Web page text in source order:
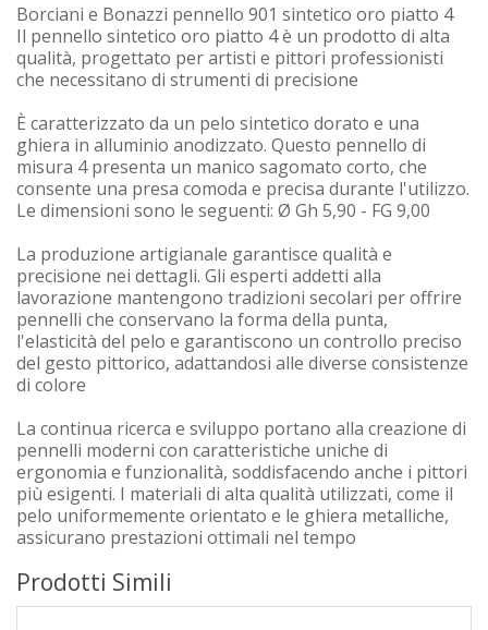
Borciani e Bonazzi pennello 901 sintetico oro piatto 4
Il pennello sintetico oro piatto 4 è un prodotto di alta
qualità, progettato per artisti e pittori professionisti
che necessitano di strumenti di precisione
È caratterizzato da un pelo sintetico dorato e una
ghiera in alluminio anodizzato. Questo pennello di
misura 4 presenta un manico sagomato corto, che
consente una presa comoda e precisa durante l'utilizzo.
Le dimensioni sono le seguenti: Ø Gh 5,90 - FG 9,00
La produzione artigianale garantisce qualità e
precisione nei dettagli. Gli esperti addetti alla
lavorazione mantengono tradizioni secolari per offrire
pennelli che conservano la forma della punta,
l'elasticità del pelo e garantiscono un controllo preciso
del gesto pittorico, adattandosi alle diverse consistenze
di colore
La continua ricerca e sviluppo portano alla creazione di
pennelli moderni con caratteristiche uniche di
ergonomia e funzionalità, soddisfacendo anche i pittori
più esigenti. I materiali di alta qualità utilizzati, come il
pelo uniformemente orientato e le ghiera metalliche,
assicurano prestazioni ottimali nel tempo
Prodotti Simili